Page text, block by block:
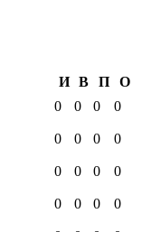
И В П
О
0 0 0 0
0 0 0 0
0 0 0 0
0 0 0 0